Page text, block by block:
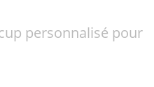
personnalisé pour